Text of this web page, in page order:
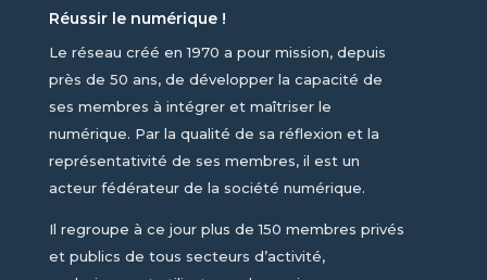
Réussir le numérique !
Le réseau créé en 1970 a pour mission, depuis
près de 50 ans, de développer la capacité de
ses membres à intégrer et maîtriser le
numérique. Par la qualité de sa réflexion et la
représentativité de ses membres, il est un
acteur fédérateur de la société numérique.
Il regroupe à ce jour plus de 150 membres privés
et publics de tous secteurs d’activité,